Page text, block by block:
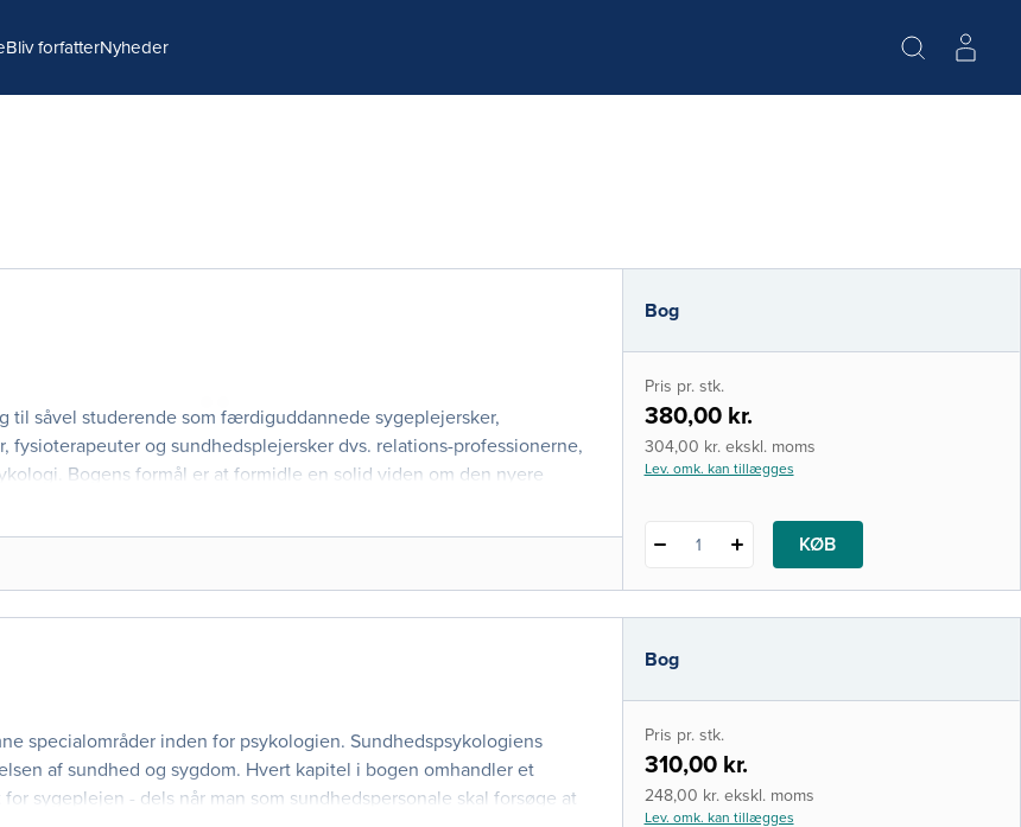
Bliv forfatterNyheder
til såvel studerende som færdiguddannede sygeplejersker,
og sundhedsplejersker dvs. relations-professionerne,
Bogens formål er at formidle en solid viden om den nyere
Bog
Pris pr. stk.
380,00 kr.
304,00 kr. ekskl. moms
Lev. omk. kan tillægges
1 KØB
specialområder inden for psykologien. Sundhedspsykologiens
af sundhed og sygdom. Hvert kapitel i bogen omhandler et
sygeplejen - dels når man som sundhedspersonale skal forsøge at
Bog
Pris pr. stk.
310,00 kr.
248,00 kr. ekskl. moms
Lev. omk. kan tillægges